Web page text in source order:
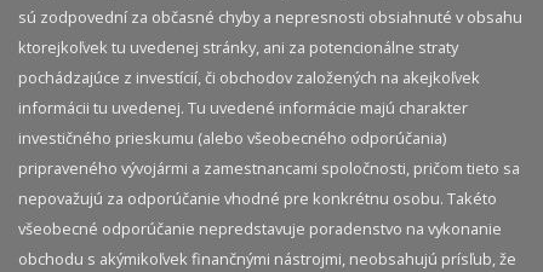
sú zodpovední za občasné chyby a nepresnosti obsiahnuté v obsahu
ktorejkoľvek tu uvedenej stránky, ani za potencionálne straty
pochádzajúce z investícií, či obchodov založených na akejkoľvek
informácii tu uvedenej. Tu uvedené informácie majú charakter
investičného prieskumu (alebo všeobecného odporúčania)
pripraveného vývojármi a zamestnancami spoločnosti, pričom tieto sa
nepovažujú za odporúčanie vhodné pre konkrétnu osobu. Takéto
všeobecné odporúčanie nepredstavuje poradenstvo na vykonanie
obchodu s akýmikoľvek finančnými nástrojmi, neobsahujú prísľub, že